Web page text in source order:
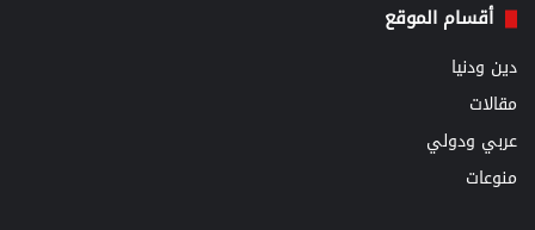
أقسام الموقع
دين ودنيا
مقالات
عربي ودولي
منوعات